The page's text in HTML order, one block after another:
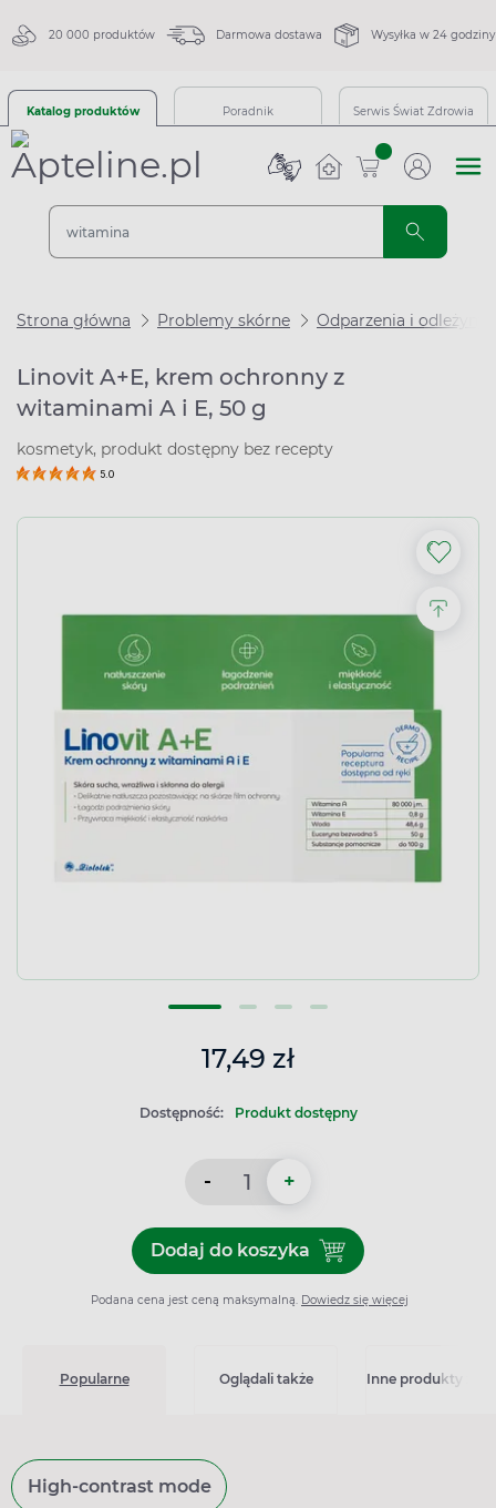
20 000 produktów Darmowa dostawa Wysyłka w 24 godziny
Katalog produktów Poradnik Serwis Świat Zdrowia
sztuk
Strona główna Problemy skórne Odparzenia i odleżyny
Linovit A+E, krem ochronny z
witaminami A i E, 50 g
kosmetyk, produkt dostępny bez recepty
5.0
17,49 zł
Dostępność: Produkt dostępny
- +
Dodaj do koszyka
Podana cena jest ceną maksymalną. Dowiedz się więcej
Popularne Oglądali także Inne produkty z
High-contrast mode